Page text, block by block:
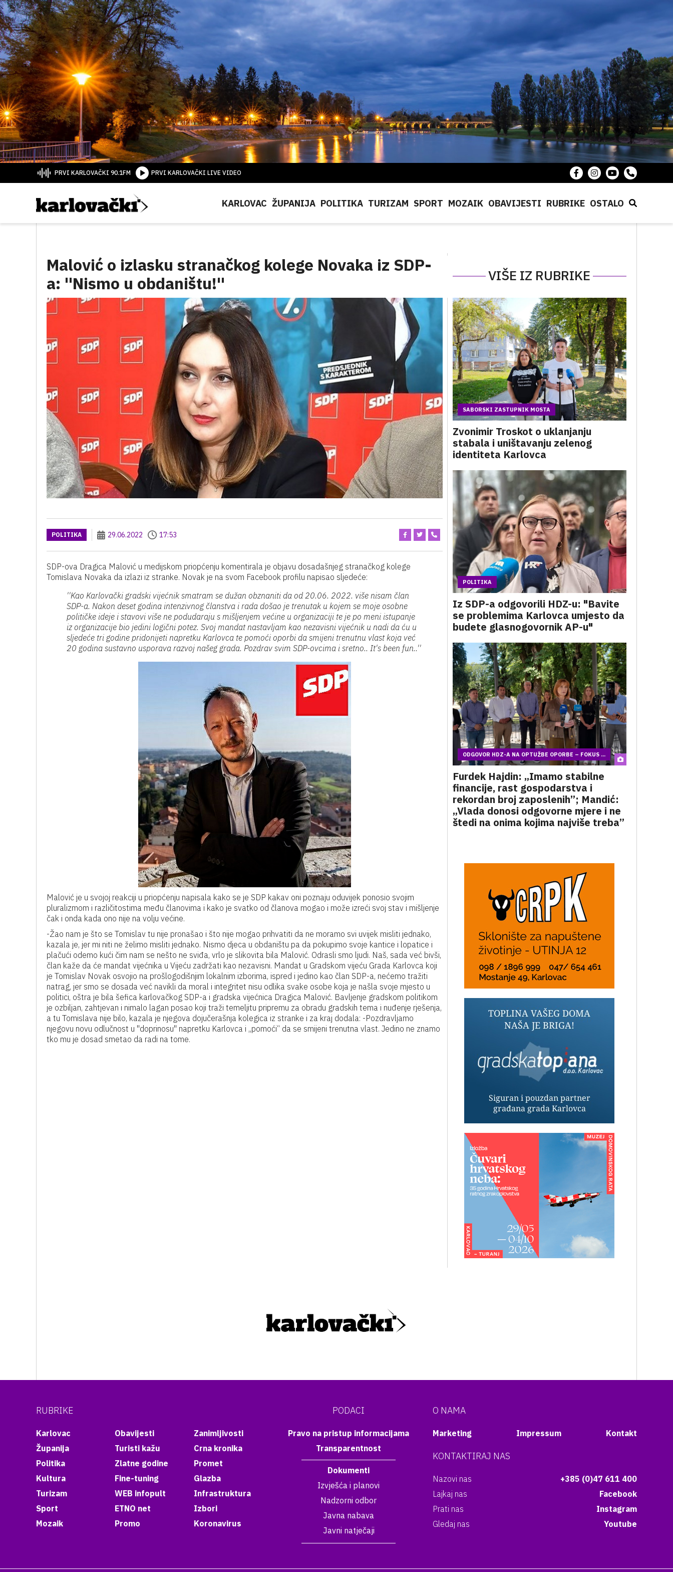
PRVI KARLOVAČKI 90.1FM PRVI KARLOVAČKI LIVE VIDEO
KARLOVAC ŽUPANIJA POLITIKA TURIZAM SPORT MOZAIK OBAVIJESTI RUBRIKE OSTALO
Malović o izlasku stranačkog kolege Novaka iz SDP-
a: ''Nismo u obdaništu!''
VIŠE IZ RUBRIKE
POLITIKA 29.06.2022 17:53
SDP-ova Dragica Malović u medijskom priopćenju komentirala je objavu dosadašnjeg stranačkog kolege
Tomislava Novaka da izlazi iz stranke. Novak je na svom Facebook profilu napisao sljedeće:
''Kao Karlovački gradski vijećnik smatram se dužan obznaniti da od 20.06. 2022. više nisam član
SDP-a. Nakon deset godina intenzivnog članstva i rada došao je trenutak u kojem se moje osobne
političke ideje i stavovi više ne podudaraju s mišljenjem većine u organizaciji te je po meni istupanje
iz organizacije bio jedini logični potez. Svoj mandat nastavljam kao nezavisni vijećnik u nadi da ću u
sljedeće tri godine pridonijeti napretku Karlovca te pomoći oporbi da smijeni trenutnu vlast koja već
20 godina sustavno usporava razvoj našeg grada. Pozdrav svim SDP-ovcima i sretno.. It's been fun..''
Malović je u svojoj reakciji u priopćenju napisala kako se je SDP kakav oni poznaju oduvijek ponosio svojim
pluralizmom i različitostima među članovima i kako je svatko od članova mogao i može izreći svoj stav i mišljenje
čak i onda kada ono nije na volju većine.
-Žao nam je što se Tomislav tu nije pronašao i što nije mogao prihvatiti da ne moramo svi uvijek misliti jednako,
kazala je, jer mi niti ne želimo misliti jednako. Nismo djeca u obdaništu pa da pokupimo svoje kantice i lopatice i
plačući odemo kući čim nam se nešto ne sviđa, vrlo je slikovita bila Malović. Odrasli smo ljudi. Naš, sada već bivši,
član kaže da će mandat vijećnika u Vijeću zadržati kao nezavisni. Mandat u Gradskom vijeću Grada Karlovca koji
je Tomislav Novak osvojio na prošlogodišnjim lokalnim izborima, ispred i jedino kao član SDP-a, nećemo tražiti
natrag, jer smo se dosada već navikli da moral i integritet nisu odlika svake osobe koja je našla svoje mjesto u
politici, oštra je bila šefica karlovačkog SDP-a i gradska vijećnica Dragica Malović. Bavljenje gradskom politikom
je ozbiljan, zahtjevan i nimalo lagan posao koji traži temeljitu pripremu za obradu gradskih tema i nuđenje rješenja,
a tu Tomislava nije bilo, kazala je njegova dojučerašnja kolegica iz stranke i za kraj dodala: -Pozdravljamo
njegovu novu odlučnost u "doprinosu" napretku Karlovca i „pomoći“ da se smijeni trenutna vlast. Jedino ne znamo
tko mu je dosad smetao da radi na tome.
SABORSKI ZASTUPNIK MOSTA
Zvonimir Troskot o uklanjanju
stabala i uništavanju zelenog
identiteta Karlovca
POLITIKA
Iz SDP-a odgovorili HDZ-u: "Bavite
se problemima Karlovca umjesto da
budete glasnogovornik AP-u"
ODGOVOR HDZ-A NA OPTUŽBE OPORBE – FOKUS ...
Furdek Hajdin: „Imamo stabilne
financije, rast gospodarstva i
rekordan broj zaposlenih”; Mandić:
„Vlada donosi odgovorne mjere i ne
štedi na onima kojima najviše treba”
RUBRIKE
Karlovac
Županija
Politika
Kultura
Turizam
Sport
Mozaik
Obavijesti
Turisti kažu
Zlatne godine
Fine-tuning
WEB infopult
ETNO net
Promo
Zanimljivosti
Crna kronika
Promet
Glazba
Infrastruktura
Izbori
Koronavirus
PODACI
Pravo na pristup informacijama
Transparentnost
Dokumenti
Izvješća i planovi
Nadzorni odbor
Javna nabava
Javni natječaji
O NAMA
Marketing Impressum Kontakt
KONTAKTIRAJ NAS
Nazovi nas
+385 (0)47 611 400
Lajkaj nas
Facebook
Prati nas
Instagram
Gledaj nas
Youtube